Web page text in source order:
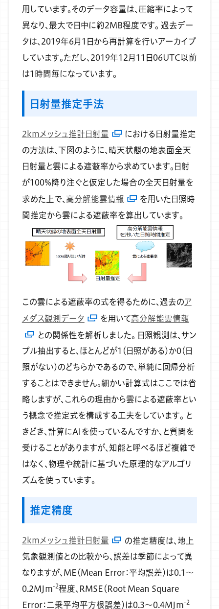
用しています。そのデータ容量は、圧縮率によって
異なり、最大で日中に約2MB程度です。 過去デー
タは、2019年6月1日から再計算を行いアーカイブ
しています。ただし、2019年12月11日06UTC以前
は1時間毎になっています。
日射量推定手法
2kmメッシュ推計日射量
における日射量推定
の方法は、下図のように、晴天状態の地表面全天
日射量と雲による遮蔽率から求めています。日射
が100%降り注ぐと仮定した場合の全天日射量を
求めた上で、 高分解能雲情報
を用いた日照時
間推定から雲による遮蔽率を算出しています。
この雲による遮蔽率の式を得るために、過去のア
メダス観測データ
を用いて高分解能雲情報
との関係性を解析しました。 日照観測は、サン
プル抽出すると、ほとんどが1（日照がある）か0（日
照がない）のどちらかであるので、単純に回帰分析
することはできません。細かい計算式はここでは省
略しますが、これらの理由から雲による遮蔽率とい
う概念で推定式を構成する工夫をしています。 と
きどき、計算にAIを使っているんですか、と質問を
受けることがありますが、知能と呼べるほど複雑で
はなく、物理や統計に基づいた原理的なアルゴリ
ズムを使っています。
推定精度
2kmメッシュ推計日射量
の推定精度は、地上
気象観測値との比較から、誤差は季節によって異
なりますが、ME（Mean Error：平均誤差）は0.1～
0.2MJm-2程度、RMSE（Root Mean Square
Error：二乗平均平方根誤差）は0.3～0.4MJm-2